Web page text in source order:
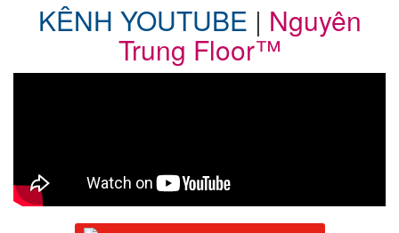
KÊNH YOUTUBE | Nguyên
Trung Floor™